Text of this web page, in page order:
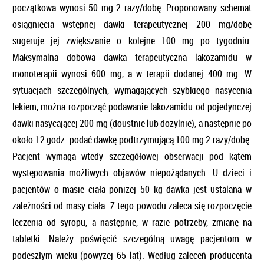
początkowa wynosi 50 mg 2 razy/dobę. Proponowany schemat
osiągnięcia wstępnej dawki terapeutycznej 200 mg/dobę
sugeruje jej zwiększanie o kolejne 100 mg po tygodniu.
Maksymalna dobowa dawka terapeutyczna lakozamidu w
monoterapii wynosi 600 mg, a w terapii dodanej 400 mg. W
sytuacjach szczególnych, wymagających szybkiego nasycenia
lekiem, można rozpocząć podawanie lakozamidu od pojedynczej
dawki nasycającej 200 mg (doustnie lub dożylnie), a następnie po
około 12 godz. podać dawkę podtrzymującą 100 mg 2 razy/dobę.
Pacjent wymaga wtedy szczegółowej obserwacji pod kątem
występowania możliwych objawów niepożądanych. U dzieci i
pacjentów o masie ciała poniżej 50 kg dawka jest ustalana w
zależności od masy ciała. Z tego powodu zaleca się rozpoczęcie
leczenia od syropu, a następnie, w razie potrzeby, zmianę na
tabletki. Należy poświęcić szczególną uwagę pacjentom w
podeszłym wieku (powyżej 65 lat). Według zaleceń producenta